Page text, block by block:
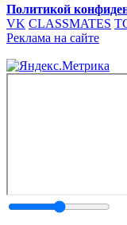
Политикой
VK CLASSMATES
Реклама на сайте